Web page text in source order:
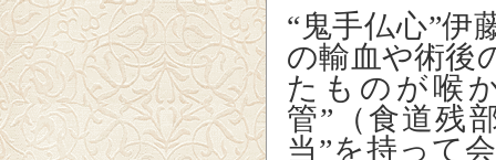
“鬼手仏心”伊
の輸血や術後
たものが喉
管”（食道残
当”を持って